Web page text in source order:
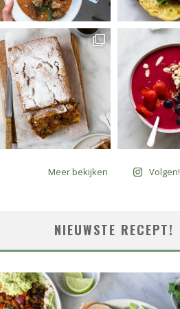
Meer bekijken Volgen!
NIEUWSTE RECEPT!